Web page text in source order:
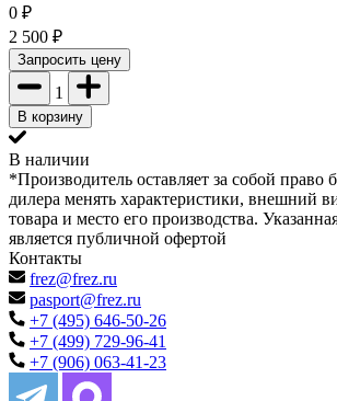
0 ₽
2 500 ₽
Запросить цену
1
В корзину
В наличии
*Производитель оставляет за собой право
дилера менять характеристики, внешний
товара и место его производства.
является публичной офертой
Контакты
frez@frez.ru
pasport@frez.ru
+7 (495) 646-50-26
+7 (499) 729-96-41
+7 (906) 063-41-23